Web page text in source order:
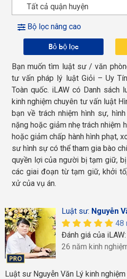
Tất cả quận huyện
Bộ lọc nâng cao
Bỏ bộ lọc
Bạn muốn tìm luật sư / văn
tư vấn pháp lý luật Giỏi – Uy
Toàn quốc. iLAW có Danh
kinh nghiệm chuyên tư vấn luật
bạn về trách nhiệm hình sự,
nặng hoặc giảm nhẹ trách nhiệm
hoặc giảm chấp hành hình phạt,
sư hình sự có thể tham gia bào
quyền lợi của người bị tạm giữ,
các giai đoạn từ tạm giữ, khởi
xử của vụ án.
Luật sư: Nguyễn
48
Đánh giá của iLAW:
26 năm kinh
Luật sư Nguyễn Văn Lý kinh